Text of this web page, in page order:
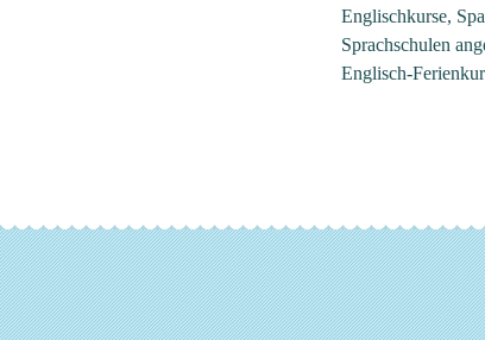
Englischkurse,
Sprachschulen
Englisch-